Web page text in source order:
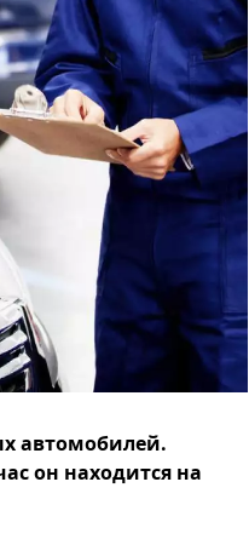
автомобилей.
он находится на